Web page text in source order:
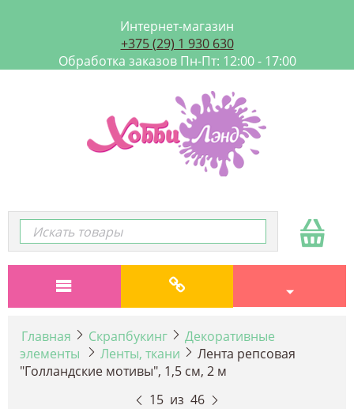
Интернет-магазин
+375 (29) 1 930 630
Обработка заказов Пн-Пт: 12:00 - 17:00
Главная Скрапбукинг
Декоративные
элементы
Ленты, ткани
Лента репсовая
"Голландские мотивы", 1,5 см, 2 м
15 из 46